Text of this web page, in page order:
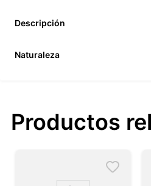
Descripción
Naturaleza
Productos